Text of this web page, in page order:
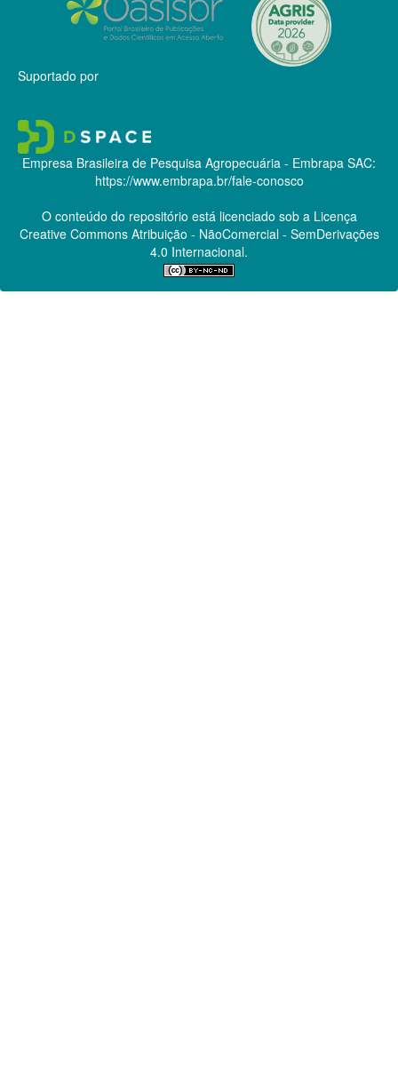
Suportado por
Empresa Brasileira de Pesquisa Agropecuária - Embrapa SAC:
https://www.embrapa.br/fale-conosco
O conteúdo do repositório está licenciado sob a Licença
Creative CommonsAtribuição - NãoComercial - SemDerivações
4.0 Internacional.